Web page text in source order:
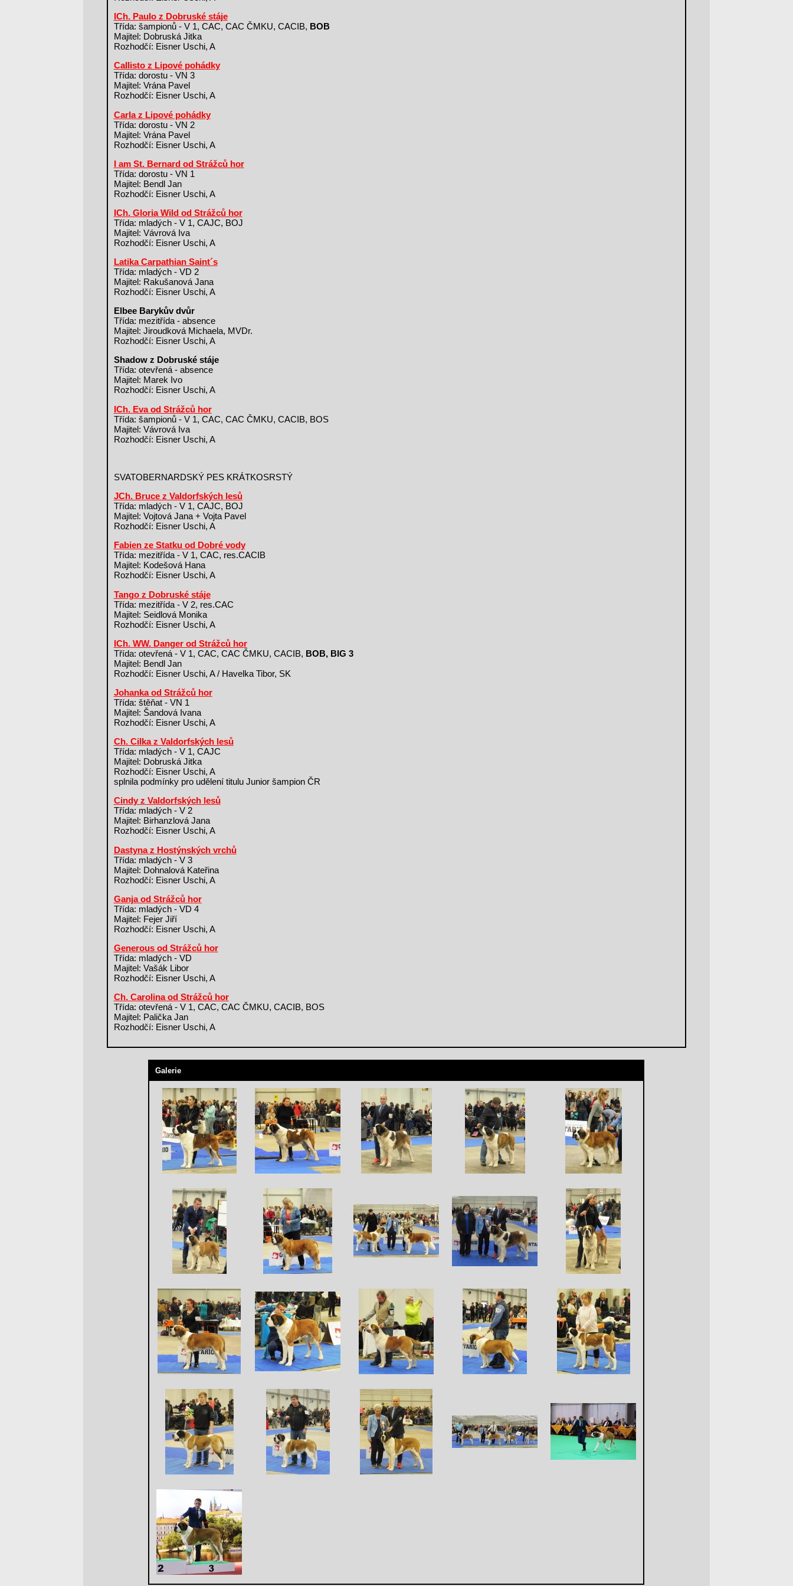
ICh. Paulo z Dobruské stáje
Třída: šampionů - V 1, CAC, CAC ČMKU, CACIB, BOB
Majitel: Dobruská Jitka
Rozhodčí: Eisner Uschi, A
Callisto z Lipové pohádky
Třída: dorostu - VN 3
Majitel: Vrána Pavel
Rozhodčí: Eisner Uschi, A
Carla z Lipové pohádky
Třída: dorostu - VN 2
Majitel: Vrána Pavel
Rozhodčí: Eisner Uschi, A
I am St. Bernard od Strážců hor
Třída: dorostu - VN 1
Majitel: Bendl Jan
Rozhodčí: Eisner Uschi, A
ICh. Gloria Wild od Strážců hor
Třída: mladých - V 1, CAJC, BOJ
Majitel: Vávrová Iva
Rozhodčí: Eisner Uschi, A
Latika Carpathian Saint´s
Třída: mladých - VD 2
Majitel: Rakušanová Jana
Rozhodčí: Eisner Uschi, A
Elbee Barykův dvůr
Třída: mezitřída - absence
Majitel: Jiroudková Michaela, MVDr.
Rozhodčí: Eisner Uschi, A
Shadow z Dobruské stáje
Třída: otevřená - absence
Majitel: Marek Ivo
Rozhodčí: Eisner Uschi, A
ICh. Eva od Strážců hor
Třída: šampionů - V 1, CAC, CAC ČMKU, CACIB, BOS
Majitel: Vávrová Iva
Rozhodčí: Eisner Uschi, A
SVATOBERNARDSKÝ PES KRÁTKOSRSTÝ
JCh. Bruce z Valdorfských lesů
Třída: mladých - V 1, CAJC, BOJ
Majitel: Vojtová Jana + Vojta Pavel
Rozhodčí: Eisner Uschi, A
Fabien ze Statku od Dobré vody
Třída: mezitřída - V 1, CAC, res.CACIB
Majitel: Kodešová Hana
Rozhodčí: Eisner Uschi, A
Tango z Dobruské stáje
Třída: mezitřída - V 2, res.CAC
Majitel: Seidlová Monika
Rozhodčí: Eisner Uschi, A
ICh. WW. Danger od Strážců hor
Třída: otevřená - V 1, CAC, CAC ČMKU, CACIB, BOB, BIG 3
Majitel: Bendl Jan
Rozhodčí: Eisner Uschi, A / Havelka Tibor, SK
Johanka od Strážců hor
Třída: štěňat - VN 1
Majitel: Šandová Ivana
Rozhodčí: Eisner Uschi, A
Ch. Cilka z Valdorfských lesů
Třída: mladých - V 1, CAJC
Majitel: Dobruská Jitka
Rozhodčí: Eisner Uschi, A
splnila podmínky pro udělení titulu Junior šampion ČR
Cindy z Valdorfských lesů
Třída: mladých - V 2
Majitel: Birhanzlová Jana
Rozhodčí: Eisner Uschi, A
Dastyna z Hostýnských vrchů
Třída: mladých - V 3
Majitel: Dohnalová Kateřina
Rozhodčí: Eisner Uschi, A
Ganja od Strážců hor
Třída: mladých - VD 4
Majitel: Fejer Jiří
Rozhodčí: Eisner Uschi, A
Generous od Strážců hor
Třída: mladých - VD
Majitel: Vašák Libor
Rozhodčí: Eisner Uschi, A
Ch. Carolina od Strážců hor
Třída: otevřená - V 1, CAC, CAC ČMKU, CACIB, BOS
Majitel: Palička Jan
Rozhodčí: Eisner Uschi, A
Galerie